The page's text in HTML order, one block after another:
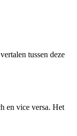
tussen deze
en vice versa. Het